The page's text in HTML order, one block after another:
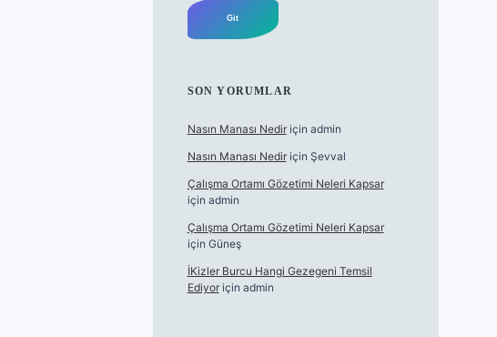
SON YORUMLAR
Nasın Manası Nediriçin admin
Nasın Manası Nediriçin Şevval
Çalışma Ortamı Gözetimi Neleri Kapsar
için admin
Çalışma Ortamı Gözetimi Neleri Kapsar
için Güneş
İKizler Burcu Hangi Gezegeni Temsil
Ediyoriçin admin